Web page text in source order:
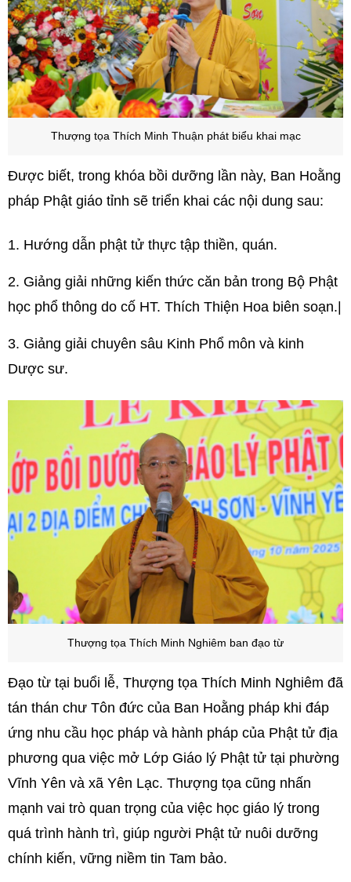
Thượng tọa Thích Minh Thuận phát biểu khai mạc
Được biết, trong khóa bồi dưỡng lần này, Ban Hoằng
pháp Phật giáo tỉnh sẽ triển khai các nội dung sau:
1. Hướng dẫn phật tử thực tập thiền, quán.
2. Giảng giải những kiến thức căn bản trong Bộ Phật
học phổ thông do cố HT. Thích Thiện Hoa biên soạn.|
3. Giảng giải chuyên sâu Kinh Phổ môn và kinh
Dược sư.
Thượng tọa Thích Minh Nghiêm ban đạo từ
Đạo từ tại buổi lễ, Thượng tọa Thích Minh Nghiêm đã
tán thán chư Tôn đức của Ban Hoằng pháp khi đáp
ứng nhu cầu học pháp và hành pháp của Phật tử địa
phương qua việc mở Lớp Giáo lý Phật tử tại phường
Vĩnh Yên và xã Yên Lạc. Thượng tọa cũng nhấn
mạnh vai trò quan trọng của việc học giáo lý trong
quá trình hành trì, giúp người Phật tử nuôi dưỡng
chính kiến, vững niềm tin Tam bảo.